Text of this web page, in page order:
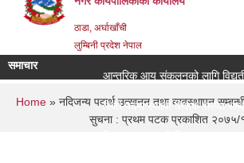
ठाडा, अर्घाखाँची
लुम्बिनी प्रदेश नेपाल
समाचार
आन्तरिक आय संकलनको लागि
रिक्त पदमा स्थायी शिक्षक सरुवा
You are here
Home » नदिजन्य पदार्थ उत्खनन तथा व्यवस्थापन
सुचना : प्रथम पटक प्रकाशित २०७५/